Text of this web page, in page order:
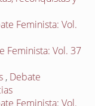
Feminista: Vol.
Feminista: Vol. 37
, Debate
Feminista: Vol.